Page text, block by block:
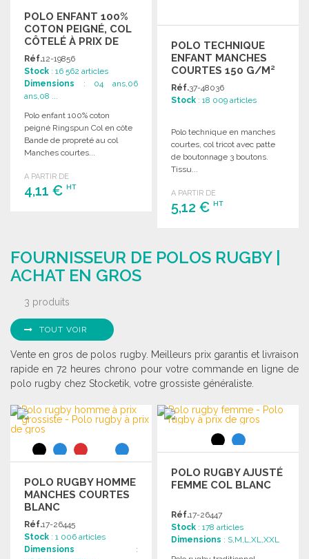
POLO ENFANT 100%
COTON PEIGNÉ, COL
CÔTELÉ À PRIX DE
GROS
Réf.12-19856
Stock : 16 562 articles
Dimensions : 04 ans,06
ans,08 ...
Polo enfant 100% coton
peigné Ringspun Col en côte
Bande de propreté au col
Manches courtes...
A PARTIR DE
4,11 € HT
POLO TECHNIQUE
ENFANT MANCHES
COURTES 150 G/M²
Réf.37-48036
Stock : 18 009 articles
Polo technique en manches
courtes, col tricot avec patte
de boutonnage 3 boutons.
Tissu...
A PARTIR DE
5,12 €HT
Demander un devis
FOURNISSEUR DE POLOS RUGBY |
ACHAT EN GROS
3 produits
TOUT VOIR
Vente en gros de polos rugby. Meilleurs prix garantis et livraison
rapide en 72 heures chrono pour votre commande en ligne de
polo rugby chez Stocketik, votre grossiste généraliste.
POLO RUGBY HOMME
MANCHES COURTES
BLANC
Réf.17-26445
Stock : 1 006 articles
Dimensions :
POLO RUGBY AJUSTÉ
FEMME COL BLANC
Réf.17-26447
Stock : 178 articles
Dimensions : S,M,L,XL,XXL